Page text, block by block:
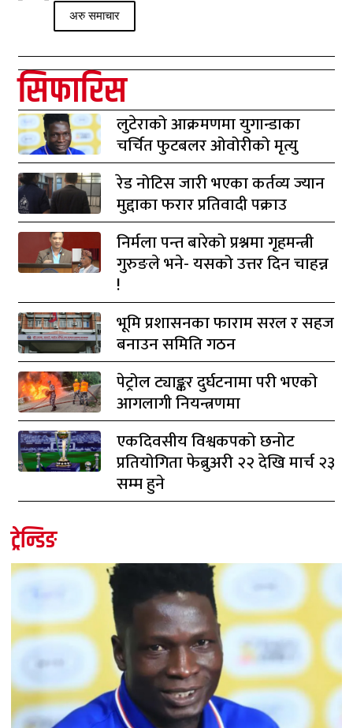
अरु समाचार
सिफारिस
लुटेराको आक्रमणमा युगान्डाका
चर्चित फुटबलर ओवोरीको मृत्यु
रेड नोटिस जारी भएका कर्तव्य ज्यान
मुद्दाका फरार प्रतिवादी पक्राउ
निर्मला पन्त बारेको प्रश्नमा गृहमन्त्री
गुरुङले भने- यसको उत्तर दिन चाहन्न
!
भूमि प्रशासनका फाराम सरल र सहज
बनाउन समिति गठन
पेट्रोल ट्याङ्कर दुर्घटनामा परी भएको
आगलागी नियन्त्रणमा
एकदिवसीय विश्वकपको छनोट
प्रतियोगिता फेब्रुअरी २२ देखि मार्च २३
सम्म हुने
ट्रेन्डिङ